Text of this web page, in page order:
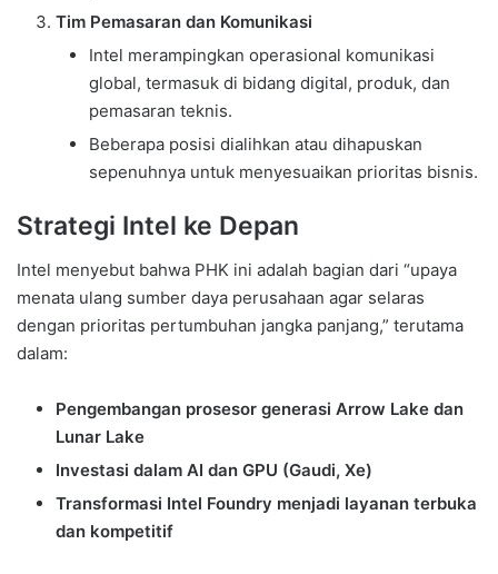
Tim Pemasaran dan Komunikasi
Intel merampingkan operasional komunikasi
global, termasuk di bidang digital, produk, dan
pemasaran teknis.
Beberapa posisi dialihkan atau dihapuskan
sepenuhnya untuk menyesuaikan prioritas bisnis.
Strategi Intel ke Depan
Intel menyebut bahwa PHK ini adalah bagian dari “upaya
menata ulang sumber daya perusahaan agar selaras
dengan prioritas pertumbuhan jangka panjang,” terutama
dalam:
Pengembangan prosesor generasi Arrow Lake dan
Lunar Lake
Investasi dalam AI dan GPU (Gaudi, Xe)
Transformasi Intel Foundry menjadi layanan terbuka
dan kompetitif